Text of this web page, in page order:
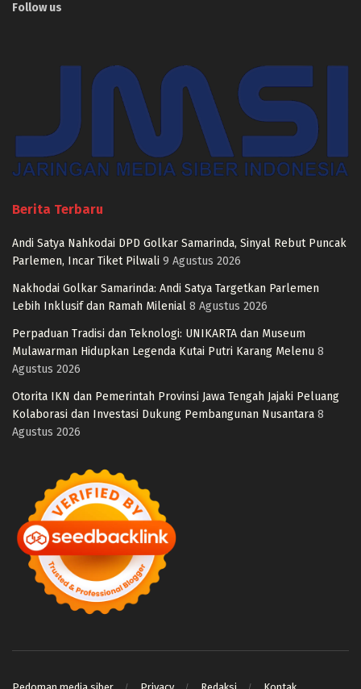
Follow us
Berita Terbaru
Andi Satya Nahkodai DPD Golkar Samarinda, Sinyal Rebut Puncak
Parlemen, Incar Tiket Pilwali 9 Agustus 2026
Nakhodai Golkar Samarinda: Andi Satya Targetkan Parlemen
Lebih Inklusif dan Ramah Milenial 8 Agustus 2026
Perpaduan Tradisi dan Teknologi: UNIKARTA dan Museum
Mulawarman Hidupkan Legenda Kutai Putri Karang Melenu 8
Agustus 2026
Otorita IKN dan Pemerintah Provinsi Jawa Tengah Jajaki Peluang
Kolaborasi dan Investasi Dukung Pembangunan Nusantara 8
Agustus 2026